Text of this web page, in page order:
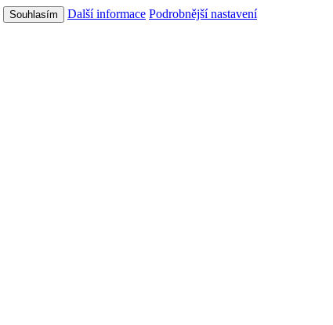
Souhlasím Další informace Podrobnější nastavení